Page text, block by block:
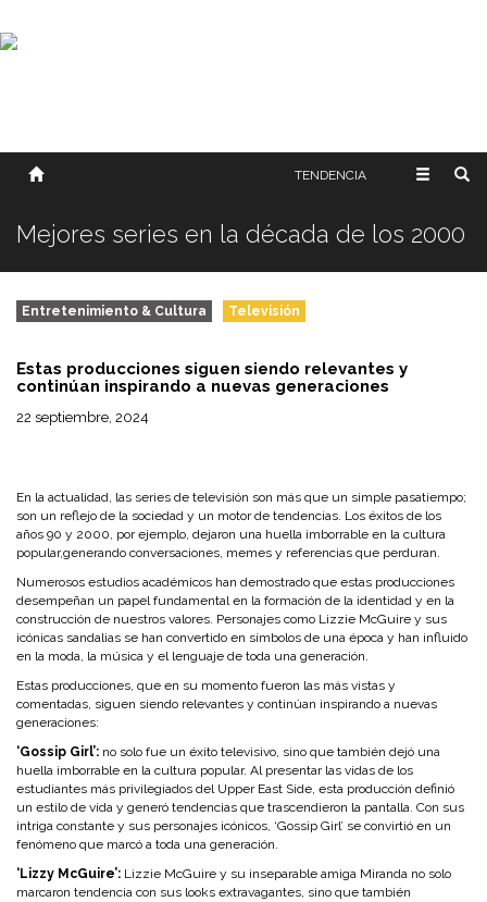
SOBRE NOSOTROS
TENDENCIA
Mejores series en la década de los 2000
Entretenimiento & Cultura Televisión
Estas producciones siguen siendo relevantes y
continúan inspirando a nuevas generaciones
22 septiembre, 2024
En la actualidad, las series de televisión son más que un simple pasatiempo;
son un reflejo de la sociedad y un motor de tendencias. Los éxitos de los
años 90 y 2000, por ejemplo, dejaron una huella imborrable en la cultura
popular,generando conversaciones, memes y referencias que perduran.
Numerosos estudios académicos han demostrado que estas producciones
desempeñan un papel fundamental en la formación de la identidad y en la
construcción de nuestros valores. Personajes como Lizzie McGuire y sus
icónicas sandalias se han convertido en símbolos de una época y han influido
en la moda, la música y el lenguaje de toda una generación.
Estas producciones, que en su momento fueron las más vistas y
comentadas, siguen siendo relevantes y continúan inspirando a nuevas
generaciones:
‘Gossip Girl’: no solo fue un éxito televisivo, sino que también dejó una
huella imborrable en la cultura popular. Al presentar las vidas de los
estudiantes más privilegiados del Upper East Side, esta producción definió
un estilo de vida y generó tendencias que trascendieron la pantalla. Con sus
intriga constante y sus personajes icónicos, ‘Gossip Girl’ se convirtió en un
fenómeno que marcó a toda una generación.
‘Lizzy McGuire’: Lizzie McGuire y su inseparable amiga Miranda no solo
marcaron tendencia con sus looks extravagantes, sino que también